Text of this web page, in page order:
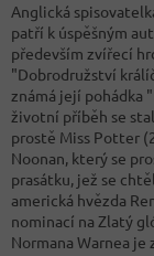
Anglická
patří k úspěšným
především zvířecí
"Dobrodružství
známá její pohádka
životní příběh se
prostě Miss Potter
Noonan, který se
prasátku, jež se
americká hvězda
nominací na Zlatý
Normana Warnea je